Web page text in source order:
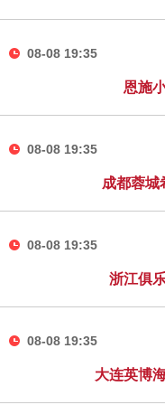
08-08 19:35
恩施
08-08 19:35
成都蓉城
08-08 19:35
浙江俱
08-08 19:35
大连英博